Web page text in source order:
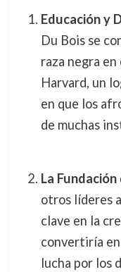
Educación y
Du Bois se
raza negra
Harvard, un
en que los
de muchas
La
otros líderes
clave en la
convertiría
lucha por los